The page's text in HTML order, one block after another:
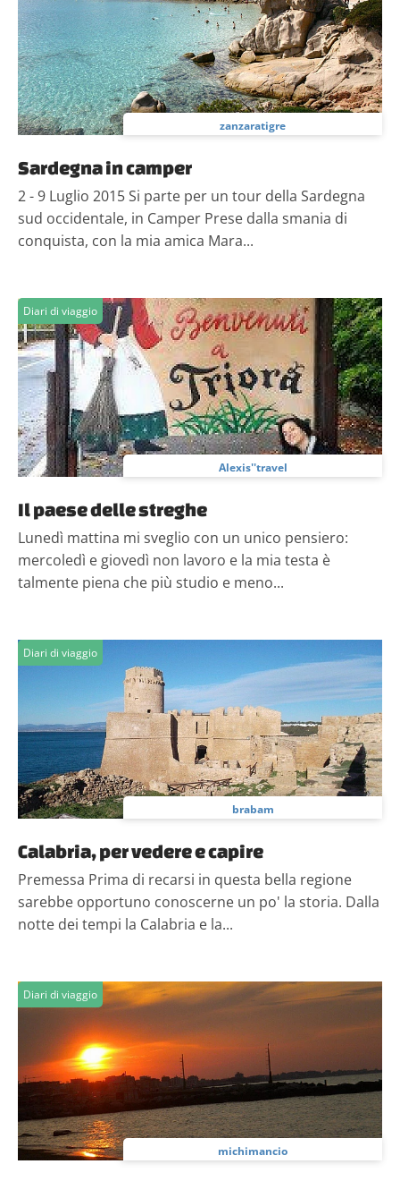
zanzaratigre
Sardegna in camper
2 - 9 Luglio 2015 Si parte per un tour della Sardegna
sud occidentale, in Camper Prese dalla smania di
conquista, con la mia amica Mara...
Diari di viaggio
Alexis''travel
Il paese delle streghe
Lunedì mattina mi sveglio con un unico pensiero:
mercoledì e giovedì non lavoro e la mia testa è
talmente piena che più studio e meno...
Diari di viaggio
brabam
Calabria, per vedere e capire
Premessa Prima di recarsi in questa bella regione
sarebbe opportuno conoscerne un po' la storia. Dalla
notte dei tempi la Calabria e la...
Diari di viaggio
michimancio